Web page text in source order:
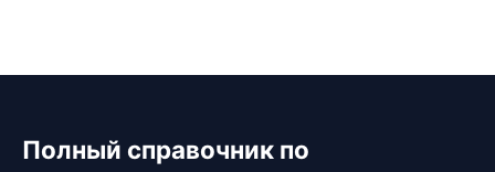
Полный справочник по